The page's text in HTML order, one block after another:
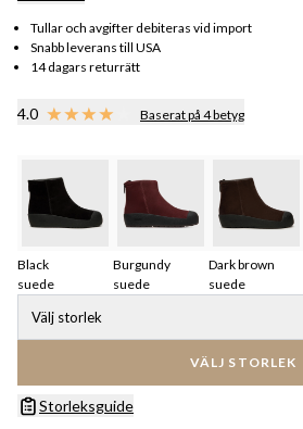
Tullar och avgifter debiteras vid import
Snabb leverans till USA
14 dagars returrätt
4.0 Baserat på 4 betyg
Black
suede
Burgundy
suede
Dark brown
suede
Välj storlek
VÄLJ STORLEK
Storleksguide